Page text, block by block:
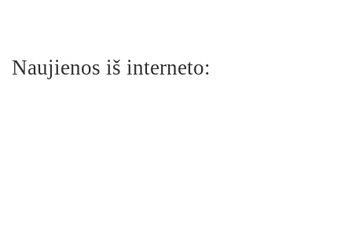
Naujienos iš interneto: